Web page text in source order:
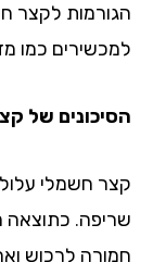
לקצר
כמו מזגן,
של קצר
חשמלי עלול
כתוצאה מכך,
לרכוש ואף